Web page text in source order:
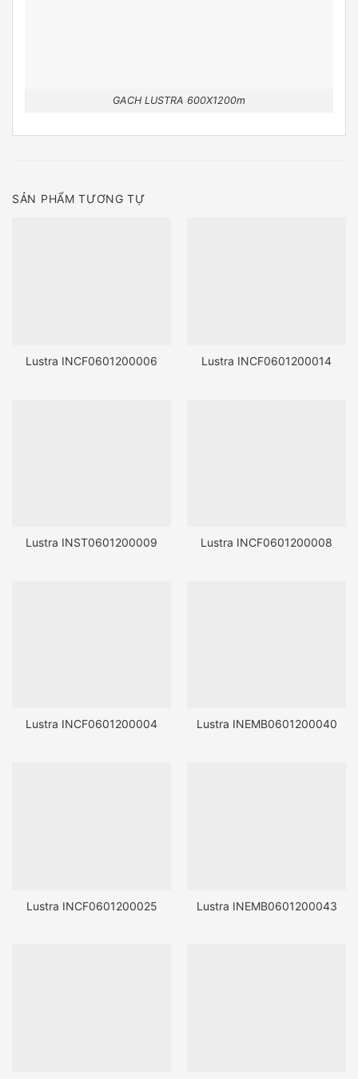
GACH LUSTRA 600X1200m
SẢN PHẨM TƯƠNG TỰ
Lustra INCF0601200006 Lustra INCF0601200014
Lustra INST0601200009 Lustra INCF0601200008
Lustra INCF0601200004 Lustra INEMB0601200040
Lustra INCF0601200025 Lustra INEMB0601200043